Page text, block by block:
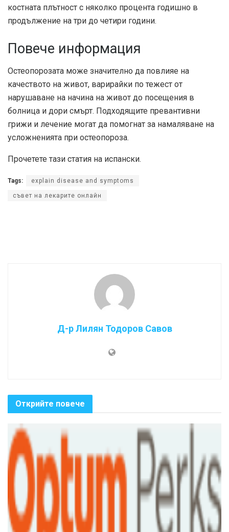
костната плътност с няколко процента годишно в
продължение на три до четири години.
Повече информация
Остеопорозата може значително да повлияе на
качеството на живот, варирайки по тежест от
нарушаване на начина на живот до посещения в
болница и дори смърт. Подходящите превантивни
грижи и лечение могат да помогнат за намаляване на
усложненията при остеопороза.
Прочетете тази статия на испански.
Tags: explain disease and symptoms
съвет на лекарите онлайн
Д-р Лилян Тодоров Савов
Открийте повече